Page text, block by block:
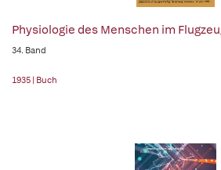
Physiologie des Menschen im
34. Band
1935 | Buch